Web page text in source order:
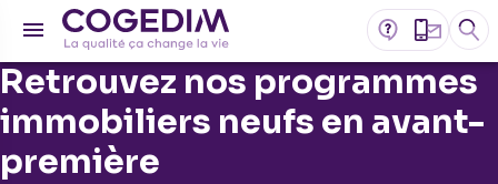
Retrouvez nos programmes
immobiliers neufs en avant-
première